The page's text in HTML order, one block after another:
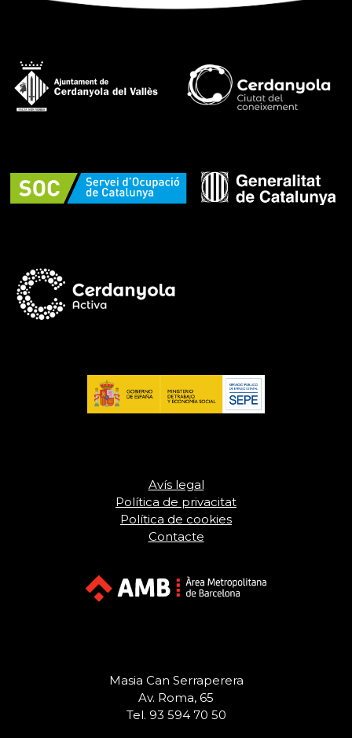
Avís legal
Política de privacitat
Política de cookies
Contacte
Masia Can Serraperera
Av. Roma, 65
Tel. 93 594 70 50